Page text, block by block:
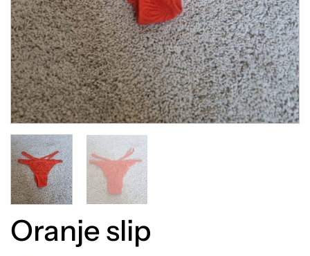
Oranje slip